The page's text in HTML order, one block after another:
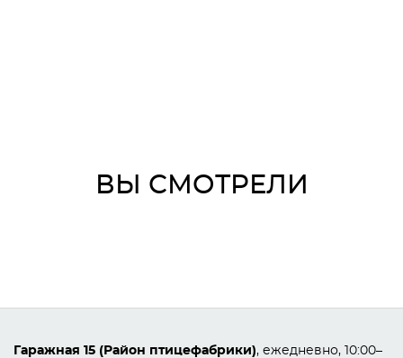
ВЫ СМОТРЕЛИ
Гаражная 15 (Район птицефабрики), ежедневно, 10:00–